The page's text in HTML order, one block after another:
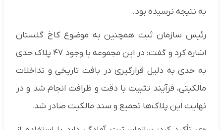
به نتیجه نرسیده بود.
رئیس سازمان ثبت همچنین به موضوع کاخ گلستان
اشاره کرد و گفت: در این مجموعه با وجود ۴۷ پلاک حدی
به حدی به دلیل قرارگیری در بافت تاریخی و تداخلات
مالکیتی، فرآیند تثبیت با دقت و ظرافت انجام شد و در
نهایت این پلاک‌ها تجمیع و سند مالکیت صادر شد.